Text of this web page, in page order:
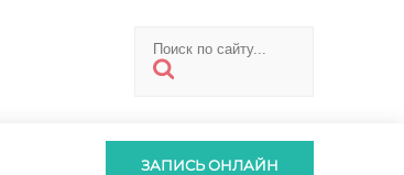
ЗАПИСЬ ОНЛАЙН